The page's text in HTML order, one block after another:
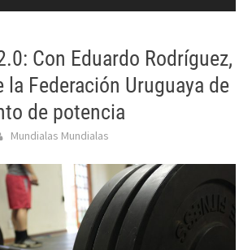
Con Eduardo Rodríguez,
la Federación Uruguaya de
de potencia
Mundialas Mundialas